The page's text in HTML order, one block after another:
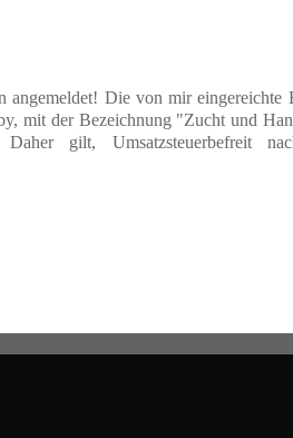
angemeldet! Die von mir eingereichte
mit der Bezeichnung "Zucht und
gilt, Umsatzsteuerbefreit